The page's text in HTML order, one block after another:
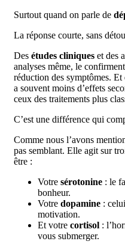
Surtout quand on parle de
La réponse courte, sans
Des études cliniques et des
analyses même, le
réduction des symptômes. Et
a souvent moins d’effets
ceux des traitements plus
C’est une différence qui
Comme nous l’avons
pas semblant. Elle agit sur
être :
Votre sérotonine : le
bonheur.
Votre dopamine :
motivation.
Et votre cortisol :
vous submerger.